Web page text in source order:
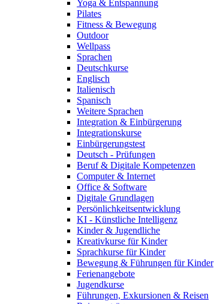
Yoga & Entspannung
Pilates
Fitness & Bewegung
Outdoor
Wellpass
Sprachen
Deutschkurse
Englisch
Italienisch
Spanisch
Weitere Sprachen
Integration & Einbürgerung
Integrationskurse
Einbürgerungstest
Deutsch - Prüfungen
Beruf & Digitale Kompetenzen
Computer & Internet
Office & Software
Digitale Grundlagen
Persönlichkeitsentwicklung
KI - Künstliche Intelligenz
Kinder & Jugendliche
Kreativkurse für Kinder
Sprachkurse für Kinder
Bewegung & Führungen für Kinder
Ferienangebote
Jugendkurse
Führungen, Exkursionen & Reisen